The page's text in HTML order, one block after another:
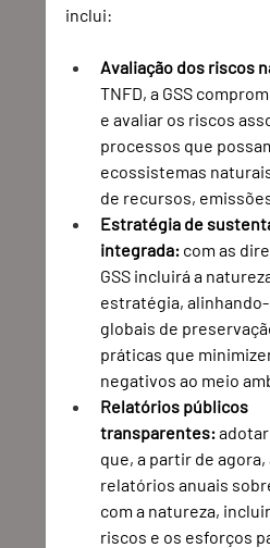
inclui:
Avaliação dos riscos
TNFD, a GSS
e avaliar os riscos
processos que
ecossistemas
de recursos,
Estratégia de
integrada: com as
GSS incluirá a
estratégia,
globais de
práticas que
negativos ao meio
Relatórios públicos
transparentes:
que, a partir de agora,
relatórios anuais
com a natureza,
riscos e os esforços